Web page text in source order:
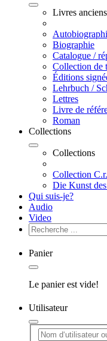
Livres anciens
Biographie
Catalogue /
Collection de
Éditions
Lehrbuch /
Lettres
Livre de
Roman
Collections
Collections
Collection
Die Kunst
Qui suis-je?
Audio
Video
Panier
Le panier est vide!
Utilisateur